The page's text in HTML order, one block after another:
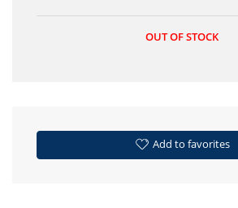
OUT OF STOCK
Add to favorites